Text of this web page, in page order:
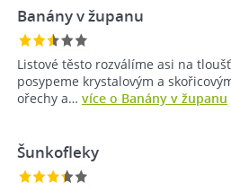
Banány v županu
Listové těsto rozválíme asi na
posypeme krystalovým a
ořechy a… více o Banány v županu
Šunkofleky